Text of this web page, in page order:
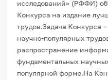
исследований» (РФФИ)
Конкурса на издание
трудов.Задача Конкурса
научно-популярных
распространение
фундаментальных
популярной форме.На